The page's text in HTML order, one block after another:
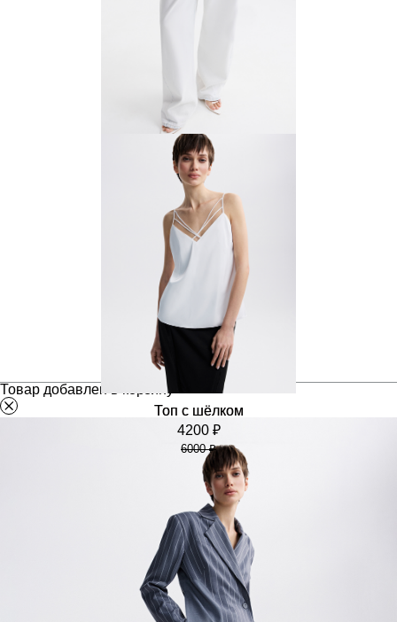
Джинсы с рельефами
8400 ₽
12 000 ₽
Топ с шёлком
4200 ₽
6000 ₽
Товар добавлен в корзину